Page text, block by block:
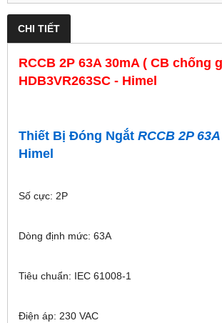
CHI TIẾT
RCCB 2P 63A 30mA ( CB chống
HDB3VR263SC - Himel
Thiết Bị Đóng Ngắt RCCB 2P
Himel
Số cực: 2P
Dòng định mức: 63A
Tiêu chuẩn: IEC 61008-1
Điện áp: 230 VAC